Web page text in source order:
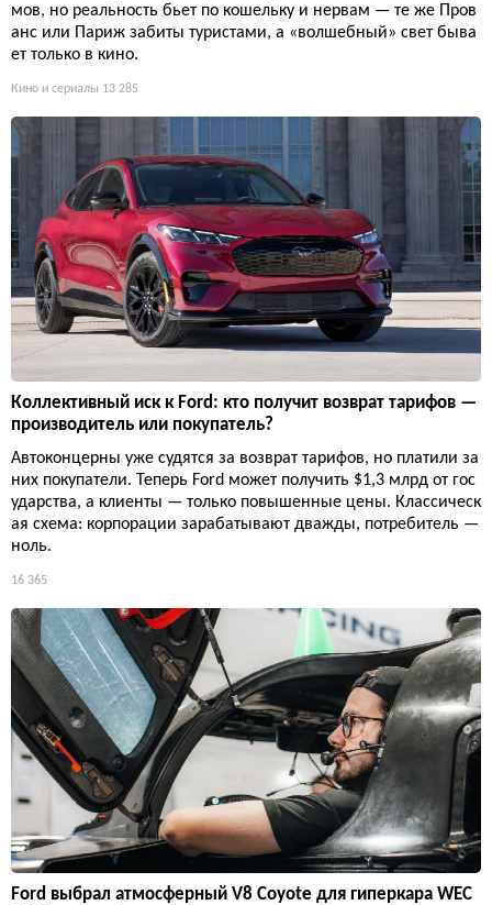
мов, но реальность бьет по кошельку и нервам — те же Пров
анс или Париж забиты туристами, а «волшебный» свет быва
ет только в кино.
Кино и сериалы 13 285
Коллективный иск к Ford: кто получит возврат тарифов —
производитель или покупатель?
Автоконцерны уже судятся за возврат тарифов, но платили за
них покупатели. Теперь Ford может получить $1,3 млрд от гос
ударства, а клиенты — только повышенные цены. Классическ
ая схема: корпорации зарабатывают дважды, потребитель —
ноль.
16 365
Ford выбрал атмосферный V8 Coyote для гиперкара WEC